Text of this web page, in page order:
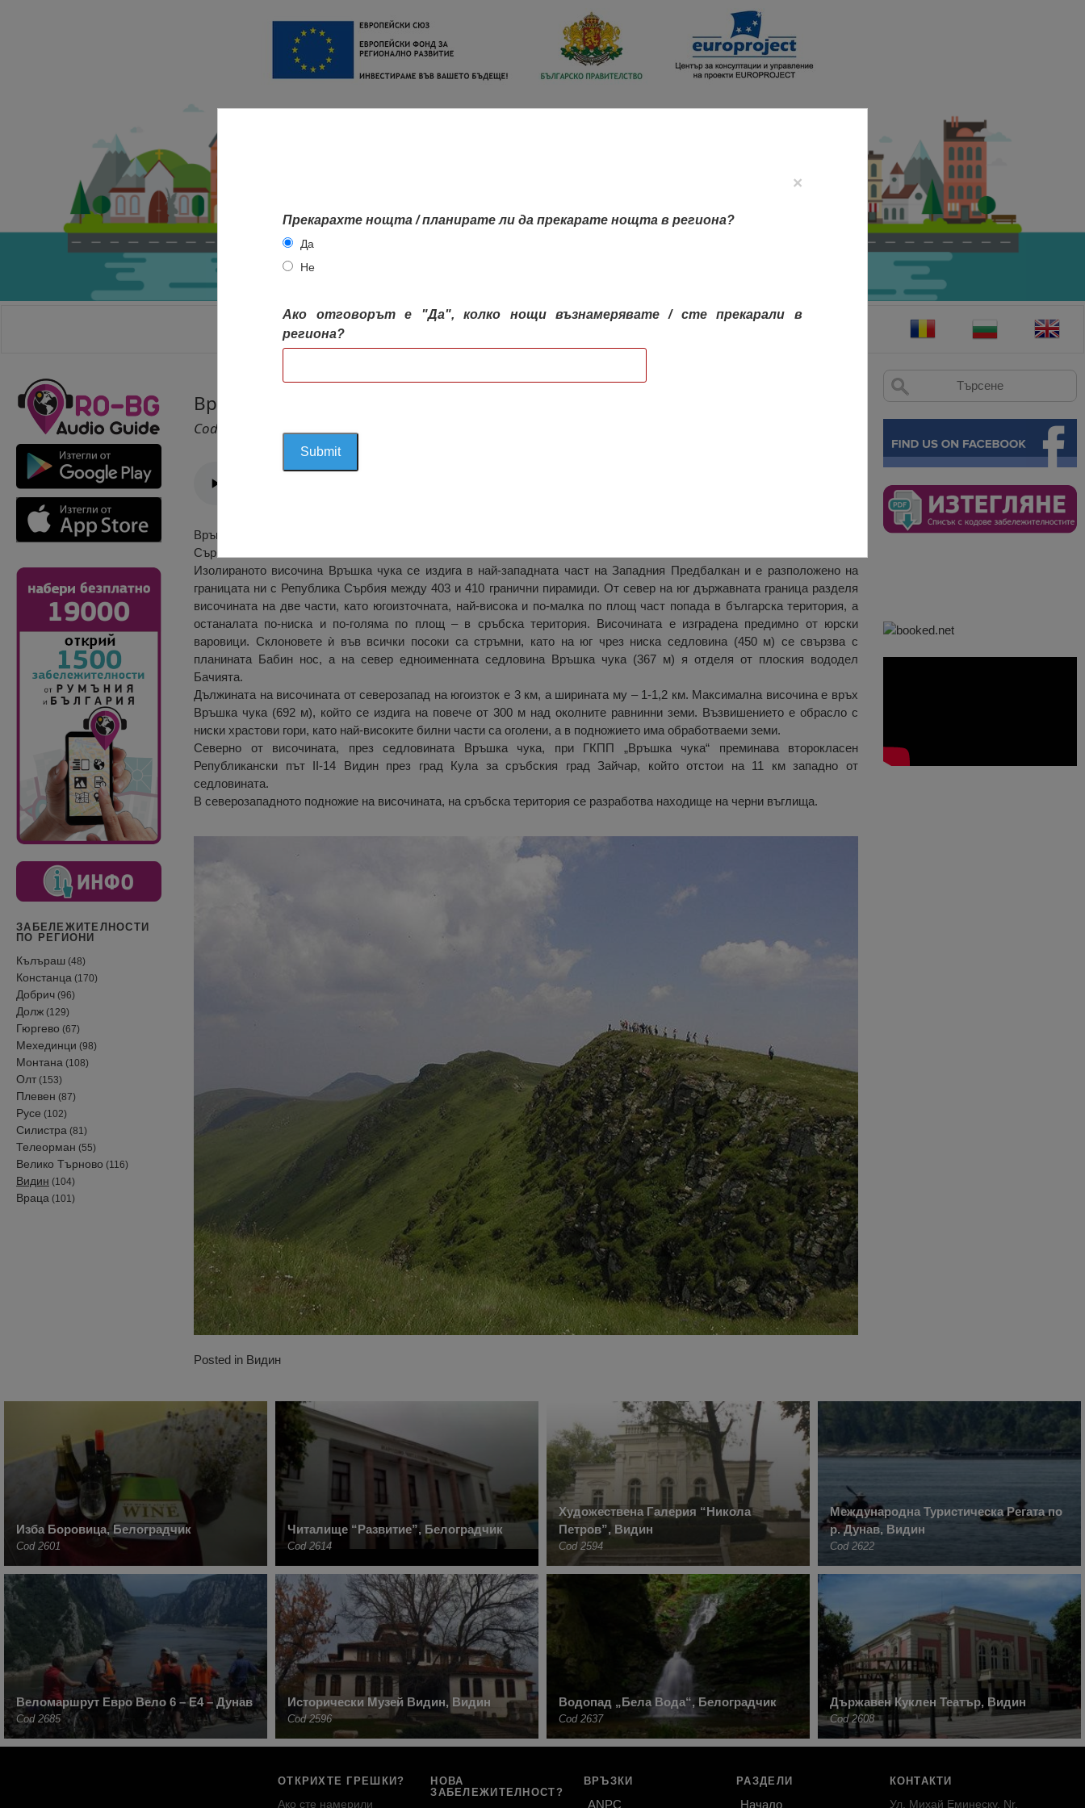
НАЧАЛО
ЗАБЕЛЕЖИТЕЛНОСТИ
ПО РЕГИОНИ
Кълъраш (48)
Констанца (170)
Добрич (96)
Долж (129)
Гюргево (67)
Мехединци (98)
Монтана (108)
Олт (153)
Плевен (87)
Русе (102)
Силистра (81)
Телеорман (55)
Велико Търново (116)
Видин (104)
Враца (101)
Връшка Чука
Cod 2638
Връшка чука е уединена височина в Северозападна България, Западния Предбалкан, област Видин и Република
Сърбия.
Изолираното височина Връшка чука се издига в най-западната част на Западния Предбалкан и е разположено на
границата ни с Република Сърбия между 403 и 410 гранични пирамиди. От север на юг държавната граница разделя
височината на две части, като югоизточната, най-висока и по-малка по площ част попада в българска територия, а
останалата по-ниска и по-голяма по площ – в сръбска територия. Височината е изградена предимно от юрски
варовици. Склоновете ѝ във всички посоки са стръмни, като на юг чрез ниска седловина (450 м) се свързва с
планината Бабин нос, а на север едноименната седловина Връшка чука (367 м) я отделя от плоския вододел
Бачията.
Дължината на височината от северозапад на югоизток е 3 км, а ширината му – 1-1,2 км. Максимална височина е връх
Връшка чука (692 м), който се издига на повече от 300 м над околните равнинни земи. Възвишението е обрасло с
ниски храстови гори, като най-високите билни части са оголени, а в подножието има обработваеми земи.
Северно от височината, през седловината Връшка чука, при ГКПП „Връшка чука“ преминава второкласен
Републикански път II-14 Видин през град Кула за сръбския град Зайчар, който отстои на 11 км западно от
седловината.
В северозападното подножие на височината, на сръбска територия се разработва находище на черни въглища.
×
Прекарахте нощта / планирате ли да прекарате нощта в региона?
Да
Не
Ако отговорът е "Да", колко нощи възнамерявате / сте прекарали в
региона?
Posted in Видин
Изба Боровица, Белоградчик
Cod 2601
Читалище “Развитие”, Белоградчик
Cod 2614
Художествена Галерия “Никола
Петров”, Видин
Cod 2594
Международна Туристическа Регата по
р. Дунав, Видин
Cod 2622
Веломаршрут Евро Вело 6 – Е4 – Дунав
Cod 2685
Исторически Музей Видин, Видин
Cod 2596
Boдoпaд „Бeлa Boдa“, Белоградчик
Cod 2637
Държавен Куклен Театър, Видин
Cod 2608
ОТКРИХТЕ ГРЕШКИ?
Ако сте намерили
НОВА
ЗАБЕЛЕЖИТЕЛНОСТ?
ВРЪЗКИ
ANPC
РАЗДЕЛИ
Начало
КОНТАКТИ
Ул. Михай Еминеску, Nr.